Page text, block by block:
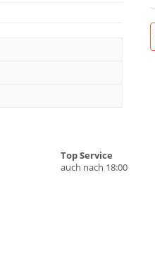
Top Service
auch nach 18:00